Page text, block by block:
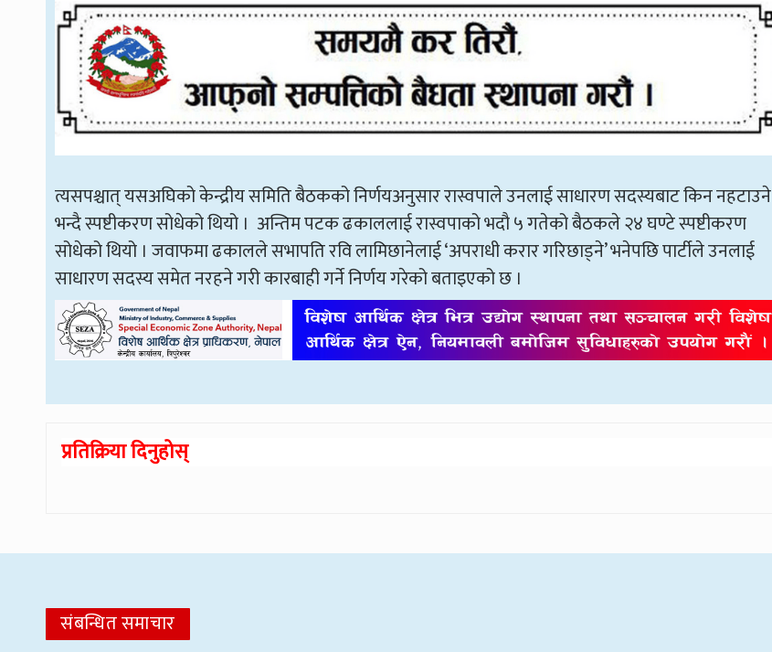
त्यसपश्चात् यसअघिको केन्द्रीय समिति बैठकको निर्णयअनुसार रास्वपाले उनलाई साधारण सदस्यबाट किन नहटाउने
भन्दै स्पष्टीकरण सोधेको थियो । अन्तिम पटक ढकाललाई रास्वपाको भदौ ५ गतेको बैठकले २४ घण्टे स्पष्टीकरण
सोधेको थियो । जवाफमा ढकालले सभापति रवि लामिछानेलाई ‘अपराधी करार गरिछाड्ने’ भनेपछि पार्टीले उनलाई
साधारण सदस्य समेत नरहने गरी कारबाही गर्ने निर्णय गरेको बताइएको छ ।
प्रतिक्रिया दिनुहोस्
संबन्धित समाचार